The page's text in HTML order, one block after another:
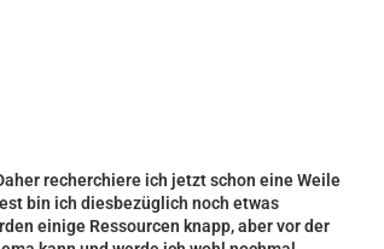
recherchiere ich jetzt schon eine Weile
bin ich diesbezüglich noch etwas
einige Ressourcen knapp, aber vor der